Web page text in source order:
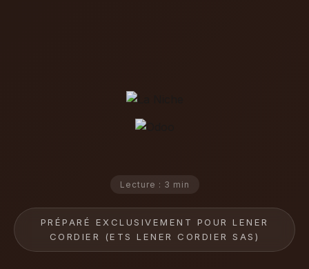
Lecture : 3 min
PRÉPARÉ EXCLUSIVEMENT POUR LENER
CORDIER (ETS LENER CORDIER SAS)